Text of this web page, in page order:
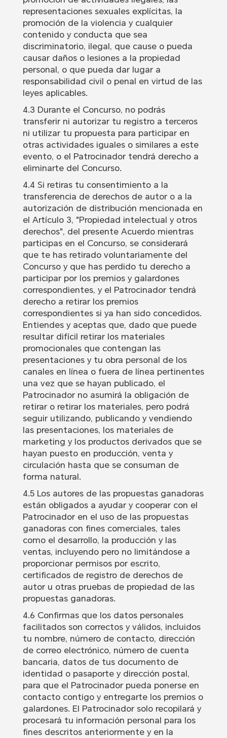
representaciones sexuales explícitas, la
promoción de la violencia y cualquier
contenido y conducta que sea
discriminatorio, ilegal, que cause o pueda
causar daños o lesiones a la propiedad
personal, o que pueda dar lugar a
responsabilidad civil o penal en virtud de las
leyes aplicables.
4.3 Durante el Concurso, no podrás
transferir ni autorizar tu registro a terceros
ni utilizar tu propuesta para participar en
otras actividades iguales o similares a este
evento, o el Patrocinador tendrá derecho a
eliminarte del Concurso.
4.4 Si retiras tu consentimiento a la
transferencia de derechos de autor o a la
autorización de distribución mencionada en
el Artículo 3, "Propiedad intelectual y otros
derechos", del presente Acuerdo mientras
participas en el Concurso, se considerará
que te has retirado voluntariamente del
Concurso y que has perdido tu derecho a
participar por los premios y galardones
correspondientes, y el Patrocinador tendrá
derecho a retirar los premios
correspondientes si ya han sido concedidos.
Entiendes y aceptas que, dado que puede
resultar difícil retirar los materiales
promocionales que contengan las
presentaciones y tu obra personal de los
canales en línea o fuera de línea pertinentes
una vez que se hayan publicado, el
Patrocinador no asumirá la obligación de
retirar o retirar los materiales, pero podrá
seguir utilizando, publicando y vendiendo
las presentaciones, los materiales de
marketing y los productos derivados que se
hayan puesto en producción, venta y
circulación hasta que se consuman de
forma natural.
4.5 Los autores de las propuestas ganadoras
están obligados a ayudar y cooperar con el
Patrocinador en el uso de las propuestas
ganadoras con fines comerciales, tales
como el desarrollo, la producción y las
ventas, incluyendo pero no limitándose a
proporcionar permisos por escrito,
certificados de registro de derechos de
autor u otras pruebas de propiedad de las
propuestas ganadoras.
4.6 Confirmas que los datos personales
facilitados son correctos y válidos, incluidos
tu nombre, número de contacto, dirección
de correo electrónico, número de cuenta
bancaria, datos de tus documento de
identidad o pasaporte y dirección postal,
para que el Patrocinador pueda ponerse en
contacto contigo y entregarte los premios o
galardones. El Patrocinador solo recopilará y
procesará tu información personal para los
fines descritos anteriormente y en la